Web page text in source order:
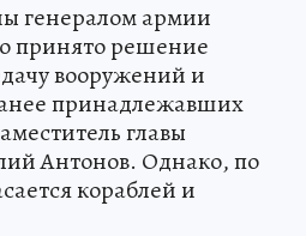
генералом армии
принято решение
вооружений и
принадлежавших
главы
Антонов. Однако, по
кораблей и